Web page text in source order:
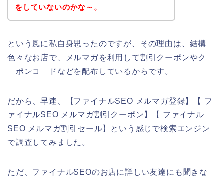
をしていないのかな～。
という風に私自身思ったのですが、その理由は、結構
色々なお店で、メルマガを利用して割引クーポンやク
ーポンコードなどを配布しているからです。
だから、早速、【ファイナルSEO メルマガ登録】【 フ
ァイナルSEO メルマガ割引クーポン】【 ファイナル
SEO メルマガ割引セール】という感じで検索エンジン
で調査してみました。
ただ、ファイナルSEOのお店に詳しい友達にも聞きな